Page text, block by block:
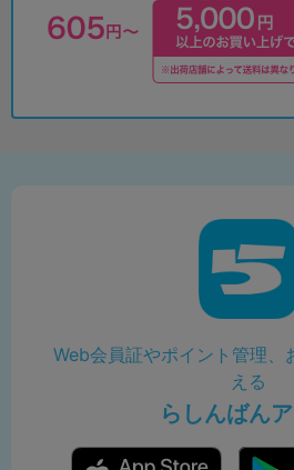
Web会員証やポイント管理、
える
らしんばん